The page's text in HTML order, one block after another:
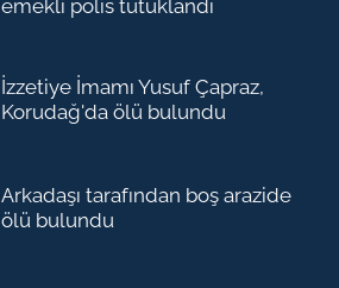
emekli polis tutuklandı
İzzetiye İmamı Yusuf Çapraz,
Korudağ'da ölü bulundu
Arkadaşı tarafından boş arazide
ölü bulundu